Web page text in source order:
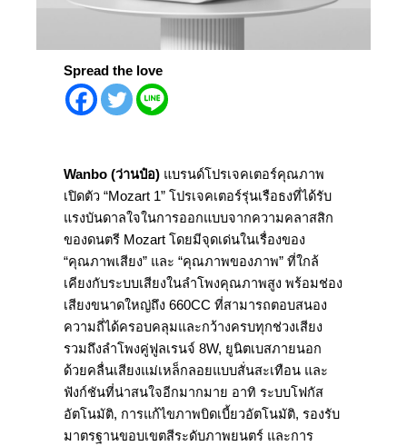
Spread the love
Wanbo (ว่านป๋อ) แบรนด์โปรเจคเตอร์คุณภาพ
เปิดตัว “Mozart 1” โปรเจคเตอร์รุ่นเรือธงที่ได้รับ
แรงบันดาลใจในการออกแบบจากความคลาสสิก
ของดนตรี Mozart โดยมีจุดเด่นในเรื่องของ
“คุณภาพเสียง” และ “คุณภาพของภาพ” ที่ใกล้
เคียงกับระบบเสียงในลำโพงคุณภาพสูง พร้อมช่อง
เสียงขนาดใหญ่ถึง 660CC ที่สามารถตอบสนอง
ความถี่ได้ครอบคลุมและกว้างครบทุกช่วงเสียง
รวมถึงลำโพงคู่ฟูลเรนจ์ 8W, ยูนิตเบสภายนอก
ด้วยคลื่นเสียงแม่เหล็กลอยแบบสั่นสะเทือน และ
ฟังก์ชันที่น่าสนใจอีกมากมาย อาทิ ระบบโฟกัส
อัตโนมัติ, การแก้ไขภาพบิดเบี้ยวอัตโนมัติ, รองรับ
มาตรฐานขอบเขตสีระดับภาพยนตร์ และการ